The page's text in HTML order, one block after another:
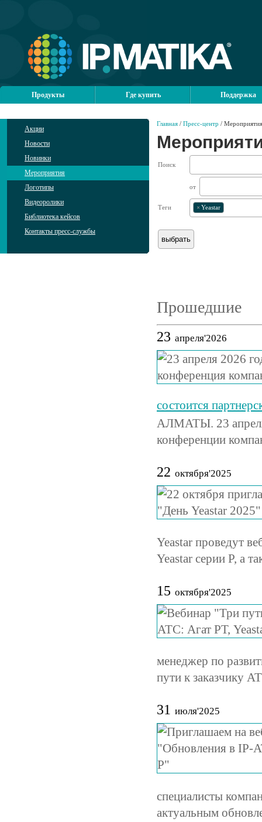
Продукты Где купить Поддержка
Акции
Новости
Новинки
Мероприятия
Логотипы
Видеоролики
Библиотека кейсов
Контакты пресс-службы
Главная / Пресс-центр / Мероприятия
Поиск
от
Теги × Yeastar
Прошедшие
23 апреля'2026
состоится
АЛМАТЫ. 23 апреля
конференции
22 октября'2025
Yeastar проведут
Yeastar серии P, а
15 октября'2025
менеджер по
пути к заказчику
31 июля'2025
специалисты
актуальным